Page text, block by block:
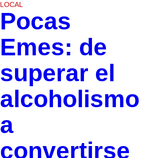
LOCAL
Pocas
Emes: de
superar el
alcoholismo
a
convertirse